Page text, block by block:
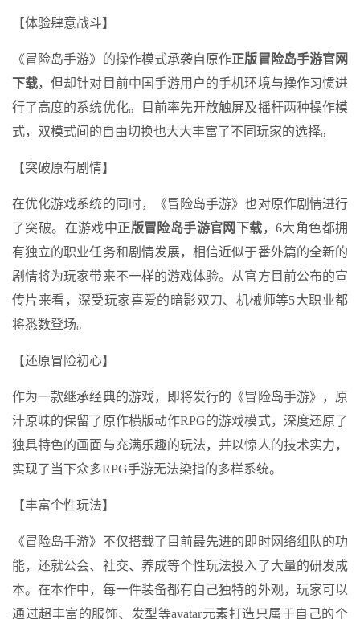
【体验肆意战斗】
《冒险岛手游》的操作模式承袭自原作正版冒险岛手游官网
下载，但却针对目前中国手游用户的手机环境与操作习惯进
行了高度的系统优化。目前率先开放触屏及摇杆两种操作模
式，双模式间的自由切换也大大丰富了不同玩家的选择。
【突破原有剧情】
在优化游戏系统的同时，《冒险岛手游》也对原作剧情进行
了突破。在游戏中正版冒险岛手游官网下载，6大角色都拥
有独立的职业任务和剧情发展，相信近似于番外篇的全新的
剧情将为玩家带来不一样的游戏体验。从官方目前公布的宣
传片来看，深受玩家喜爱的暗影双刀、机械师等5大职业都
将悉数登场。
【还原冒险初心】
作为一款继承经典的游戏，即将发行的《冒险岛手游》，原
汁原味的保留了原作横版动作RPG的游戏模式，深度还原了
独具特色的画面与充满乐趣的玩法，并以惊人的技术实力，
实现了当下众多RPG手游无法染指的多样系统。
【丰富个性玩法】
《冒险岛手游》不仅搭载了目前最先进的即时网络组队的功
能，还就公会、社交、养成等个性玩法投入了大量的研发成
本。在本作中，每一件装备都有自己独特的外观，玩家可以
通过超丰富的服饰、发型等avatar元素打造只属于自己的个